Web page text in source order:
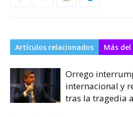
Artículos relacionados Más
Orrego
internacional y
tras la tragedia